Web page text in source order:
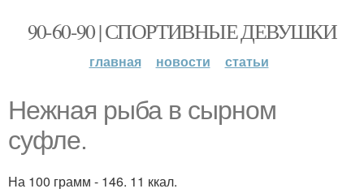
90-60-90 | СПОРТИВНЫЕ ДЕВУШКИ
главная новости статьи
Нежная рыба в сырном
суфле.
На 100 грамм - 146. 11 ккал.